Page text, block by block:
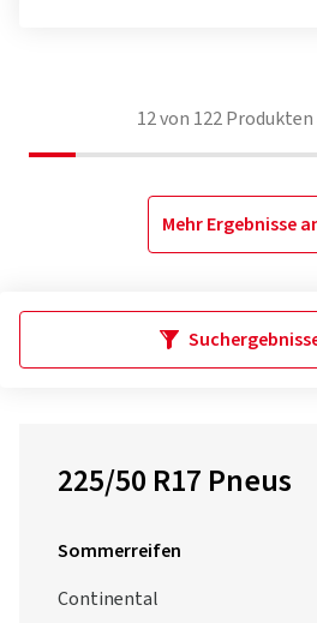
12von 122
Mehr Ergebnisse
225/50 R17 Pneus
Sommerreifen
Continental